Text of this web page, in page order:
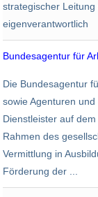
strategischer
eigenverantwortlich
Bundesagentur für
96.000
Die Bundesagentur
sowie Agenturen
Dienstleister auf
Rahmen des
Vermittlung in
Förderung der ...